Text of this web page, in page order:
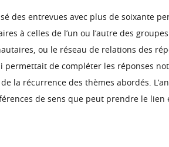
des entrevues avec plus de soixante
à celles de l’un ou l’autre des
ou le réseau de relations des
de compléter les réponses
la récurrence des thèmes abordés.
de sens que peut prendre le lien